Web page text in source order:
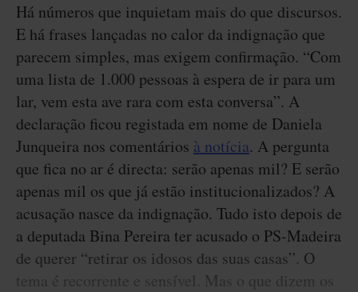
Há números que inquietam mais do que discursos.
E há frases lançadas no calor da indignação que
parecem simples, mas exigem confirmação. “Com
uma lista de 1.000 pessoas à espera de ir para um
lar, vem esta ave rara com esta conversa”. A
declaração ficou registada em nome de Daniela
Junqueira nos comentários à notícia. A pergunta
que fica no ar é directa: serão apenas mil? E serão
apenas mil os que já estão institucionalizados? A
acusação nasce da indignação. Tudo isto depois de
a deputada Bina Pereira ter acusado o PS-Madeira
de querer “retirar os idosos das suas casas”. O
tema é recorrente e sensível. Mas o que dizem os